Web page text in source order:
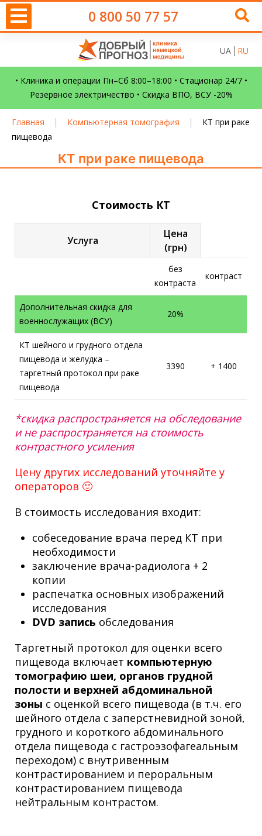
0 800 50 77 57
UA RU
• Клиника и операции Пн–Сб 8:00–18:00 • Стационар 24/7 •
Резервное электричество • Скидка ВПО, ВСУ -20%
Главная | Компьютерная томография |
КТ при раке
пищевода
КТ при раке пищевода
Стоимость КТ
Услуга
Цена
(грн)
без
контраста
контраст
Дополнительная скидка для
военнослужащих (ВСУ)
20%
КТ шейного и грудного отдела
пищевода и желудка –
таргетный протокол при раке
пищевода
3390 + 1400
*скидка распространяется на обследование
и не распространяется на стоимость
контрастного усиления
Цену других исследований уточняйте у
операторов 🙂
В стоимость исследования входит:
собеседование врача перед КТ при
необходимости
заключение врача-радиолога + 2
копии
распечатка основных изображений
исследования
DVD запись обследования
Таргетный протокол для оценки всего
пищевода включает компьютерную
томографию шеи, органов грудной
полости и верхней абдоминальной
зоны с оценкой всего пищевода (в т.ч. его
шейного отдела с заперстневидной зоной,
грудного и короткого абдоминального
отдела пищевода с гастроэзофагеальным
переходом) с внутривенным
контрастированием и пероральным
контрастированием пищевода
нейтральным контрастом.